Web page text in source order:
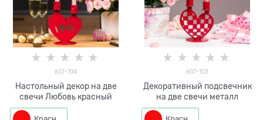
607-104
Настольный декор на две
свечи Любовь красный
607-103
Декоративный подсвечник
на две свечи металл